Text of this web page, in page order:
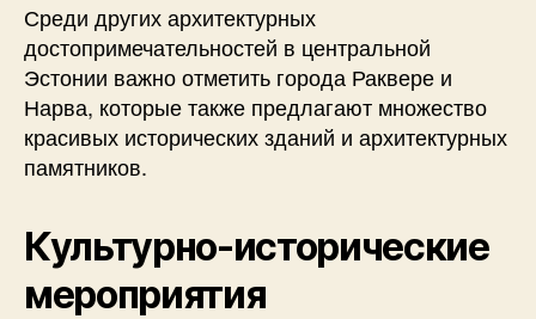
Среди других архитектурных
достопримечательностей в центральной
Эстонии важно отметить города Раквере и
Нарва, которые также предлагают множество
красивых исторических зданий и архитектурных
памятников.
Культурно-исторические
мероприятия